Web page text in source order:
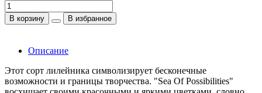
В корзину В избранное
Описание
Этот сорт лилейника символизирует бесконечные
возможности и границы творчества. "Sea Of Possibilities"